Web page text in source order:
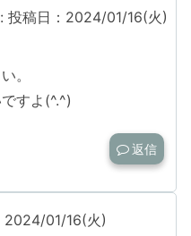
投稿日：2024/01/16(火)
。
すよ(^.^)
返信
2024/01/16(火)